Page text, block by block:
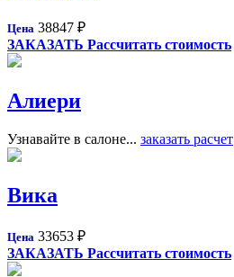
Цена 38847 ₽
ЗАКАЗАТЬ Рассчитать стоимость
Алиери
Узнавайте в салоне... заказать расчет
Вика
Цена 33653 ₽
ЗАКАЗАТЬ Рассчитать стоимость